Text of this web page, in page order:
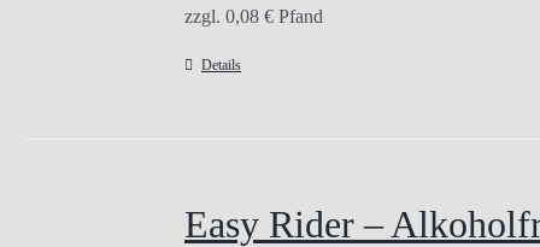
zzgl. 0,08 € Pfand
Details
Easy Rider –